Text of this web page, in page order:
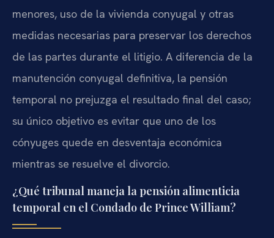
menores, uso de la vivienda conyugal y otras
medidas necesarias para preservar los derechos
de las partes durante el litigio. A diferencia de la
manutención conyugal definitiva, la pensión
temporal no prejuzga el resultado final del caso;
su único objetivo es evitar que uno de los
cónyuges quede en desventaja económica
mientras se resuelve el divorcio.
¿Qué tribunal maneja la pensión alimenticia
temporal en el Condado de Prince William?